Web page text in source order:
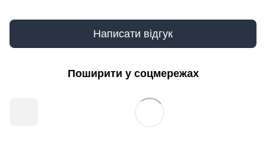
Написати відгук
Поширити у соцмережах